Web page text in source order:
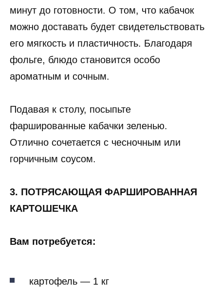
минут до готовности. О том, что кабачок
можно доставать будет свидетельствовать
его мягкость и пластичность. Благодаря
фольге, блюдо становится особо
ароматным и сочным.
Подавая к столу, посыпьте
фаршированные кабачки зеленью.
Отлично сочетается с чесночным или
горчичным соусом.
3. ПОТРЯСАЮЩАЯ ФАРШИРОВАННАЯ
КАРТОШЕЧКА
Вам потребуется:
картофель — 1 кг